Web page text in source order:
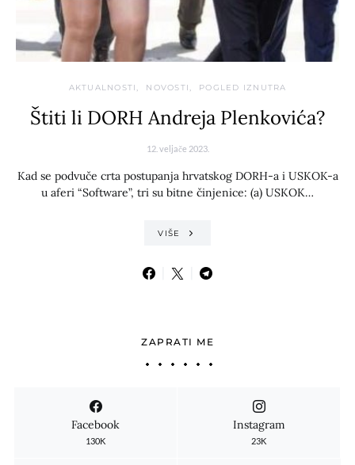
AKTUALNOSTI NOVOSTI POGLED IZNUTRA
Štiti li DORH Andreja Plenkovića?
12. veljače 2023.
Kad se podvuče crta postupanja hrvatskog DORH-a i USKOK-a
u aferi “Software”, tri su bitne činjenice: (a) USKOK…
VIŠE
ZAPRATI ME
Facebook
130K
Instagram
23K